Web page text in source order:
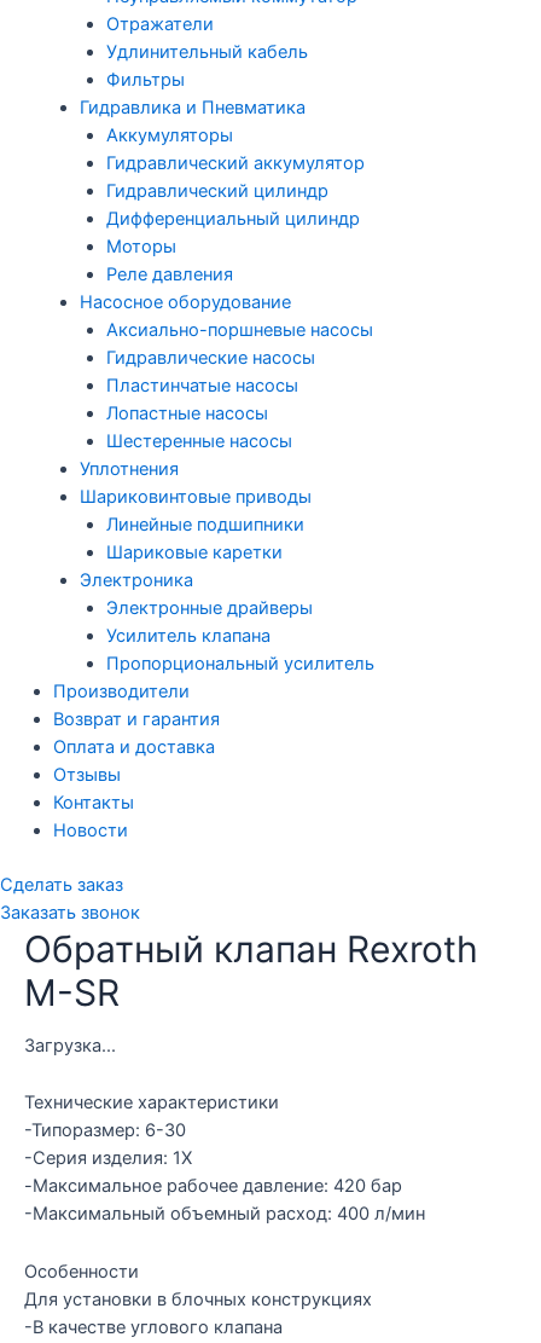
Отражатели
Удлинительный кабель
Фильтры
Гидравлика и Пневматика
Аккумуляторы
Гидравлический аккумулятор
Гидравлический цилиндр
Дифференциальный цилиндр
Моторы
Реле давления
Насосное оборудование
Аксиально-поршневые насосы
Гидравлические насосы
Пластинчатые насосы
Лопастные насосы
Шестеренные насосы
Уплотнения
Шариковинтовые приводы
Линейные подшипники
Шариковые каретки
Электроника
Электронные драйверы
Усилитель клапана
Пропорциональный усилитель
Производители
Возврат и гарантия
Оплата и доставка
Отзывы
Контакты
Новости
Сделать заказ
Заказать звонок
Обратный клапан Rexroth
M-SR
Загрузка...
Технические характеристики
-Типоразмер: 6-30
-Серия изделия: 1X
-Максимальное рабочее давление: 420 бар
-Максимальный объемный расход: 400 л/мин
Особенности
Для установки в блочных конструкциях
-В качестве углового клапана